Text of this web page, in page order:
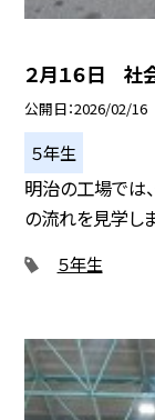
２月１６日 社
公開日 2026/02/16
５年生
明治の工場では
の流れを見学し
５年生